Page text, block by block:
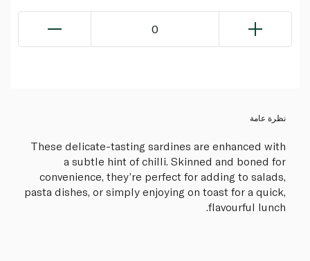
0
نظرة عامة
These delicate-tasting sardines are enhanced with
a subtle hint of chilli. Skinned and boned for
convenience, they’re perfect for adding to salads,
pasta dishes, or simply enjoying on toast for a quick,
flavourful lunch.